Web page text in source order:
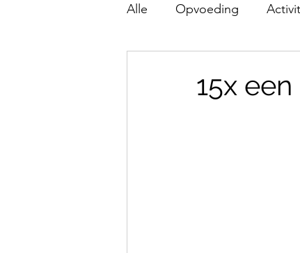
Alle Opvoeding
15x